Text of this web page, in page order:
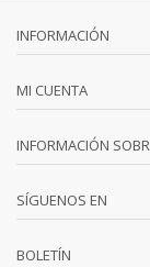
INFORMACIÓN
MI CUENTA
INFORMACIÓN
SÍGUENOS EN
BOLETÍN